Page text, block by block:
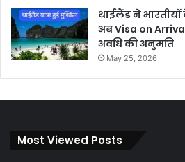
थाईलैंड ने
अब Visa on
अवधि की अनुमति
May 25, 2026
Most Viewed Posts